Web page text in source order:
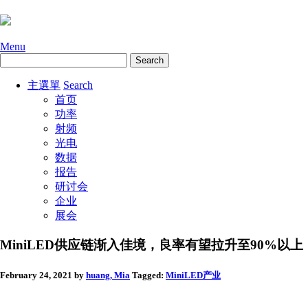
Menu
主選單 Search
首页
功率
射频
光电
数据
报告
研讨会
企业
展会
MiniLED供应链渐入佳境，良率有望拉升至90%以上
February 24, 2021 by huang, Mia Tagged: MiniLED产业